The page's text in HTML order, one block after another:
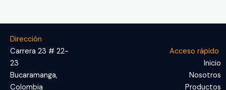
Dirección
Carrera 23 # 22-
23
Bucaramanga,
Colombia
Acceso rápido
Inicio
Nosotros
Productos